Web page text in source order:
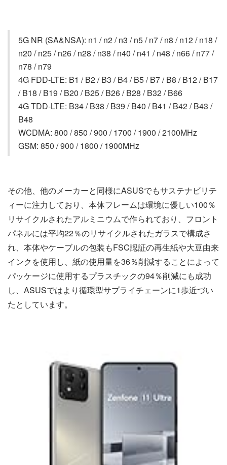
5G NR (SA&NSA): n1 / n2 / n3 / n5 / n7 / n8 / n12 / n18 /
n20 / n25 / n26 / n28 / n38 / n40 / n41 / n48 / n66 / n77 /
n78 / n79
4G FDD-LTE: B1 / B2 / B3 / B4 / B5 / B7 / B8 / B12 / B17
/ B18 / B19 / B20 / B25 / B26 / B28 / B32 / B66
4G TDD-LTE: B34 / B38 / B39 / B40 / B41 / B42 / B43 /
B48
WCDMA: 800 / 850 / 900 / 1700 / 1900 / 2100MHz
GSM: 850 / 900 / 1800 / 1900MHz
その他、他のメーカーと同様にASUSでもサステナビリテ
ィーに注力しており、本体フレームは環境に優しい100％
リサイクルされたアルミニウムで作られており、フロント
パネルには平均22％のリサイクルされたガラスで構成さ
れ、本体やケーブルの包装もFSC認証の再生紙や大豆由来
インクを使用し、紙の使用量を36％削減することによって
パッケージに使用するプラスチックの94％削減にも成功
し、ASUSではより循環型サプライチェーンに1歩近づい
たとしています。